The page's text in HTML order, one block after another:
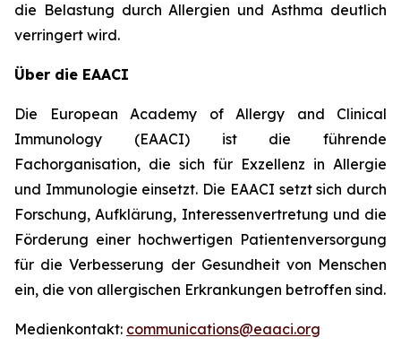
die Belastung durch Allergien und Asthma deutlich
verringert wird.
Über die EAACI
Die European Academy of Allergy and Clinical
Immunology (EAACI) ist die führende
Fachorganisation, die sich für Exzellenz in Allergie
und Immunologie einsetzt. Die EAACI setzt sich durch
Forschung, Aufklärung, Interessenvertretung und die
Förderung einer hochwertigen Patientenversorgung
für die Verbesserung der Gesundheit von Menschen
ein, die von allergischen Erkrankungen betroffen sind.
Medienkontakt: communications@eaaci.org